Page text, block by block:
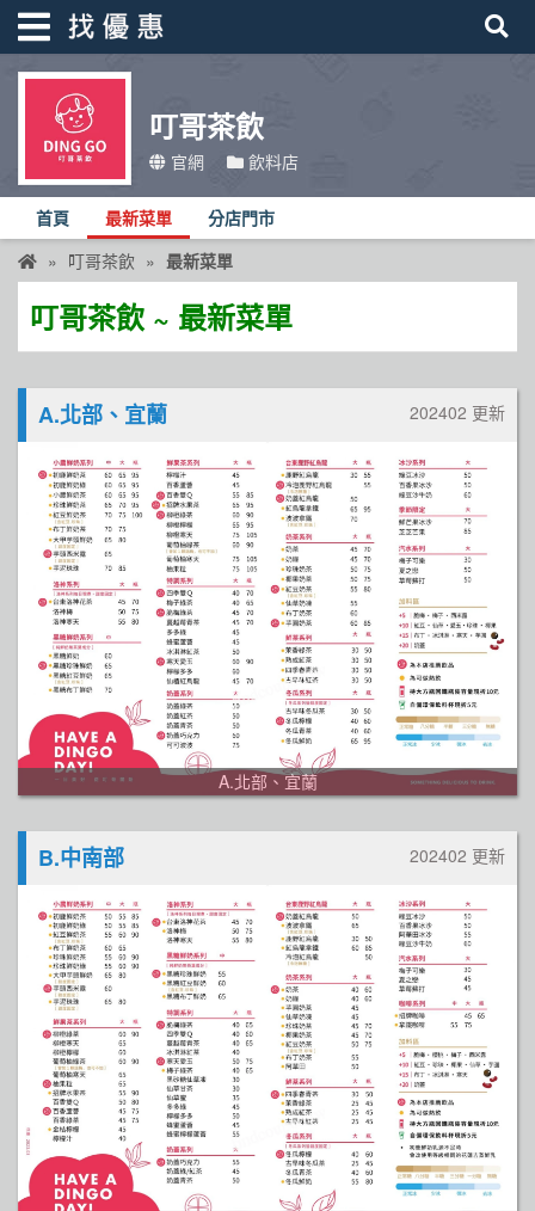
叮哥茶飲
官網 飲料店
首頁 最新菜單 分店門市
叮哥茶飲 最新菜單
叮哥茶飲 ~ 最新菜單
A.北部、宜蘭 202402 更新
A.北部、宜蘭
B.中南部 202402 更新
找優惠
首頁
優惠活動
折價卷
線上DM
品牌總覽